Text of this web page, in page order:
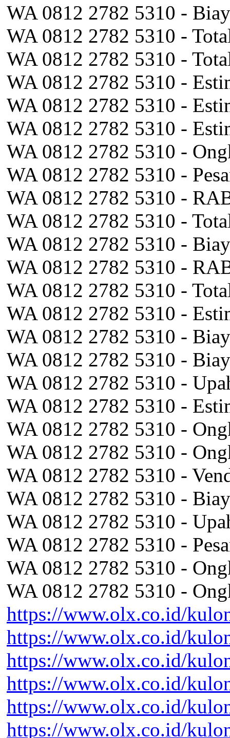
WA 0812 2782 5310 -
WA 0812 2782 5310 -
WA 0812 2782 5310 -
WA 0812 2782 5310 -
WA 0812 2782 5310 -
WA 0812 2782 5310 -
WA 0812 2782 5310 -
WA 0812 2782 5310 -
WA 0812 2782 5310 -
WA 0812 2782 5310 -
WA 0812 2782 5310 -
WA 0812 2782 5310 -
WA 0812 2782 5310 -
WA 0812 2782 5310 -
WA 0812 2782 5310 -
WA 0812 2782 5310 -
WA 0812 2782 5310 -
WA 0812 2782 5310 -
WA 0812 2782 5310 -
WA 0812 2782 5310 -
WA 0812 2782 5310 -
WA 0812 2782 5310 -
WA 0812 2782 5310 -
WA 0812 2782 5310 -
WA 0812 2782 5310 -
WA 0812 2782 5310 -
https://www.olx.co.id/
https://www.olx.co.id/
https://www.olx.co.id/
https://www.olx.co.id/
https://www.olx.co.id/
https://www.olx.co.id/